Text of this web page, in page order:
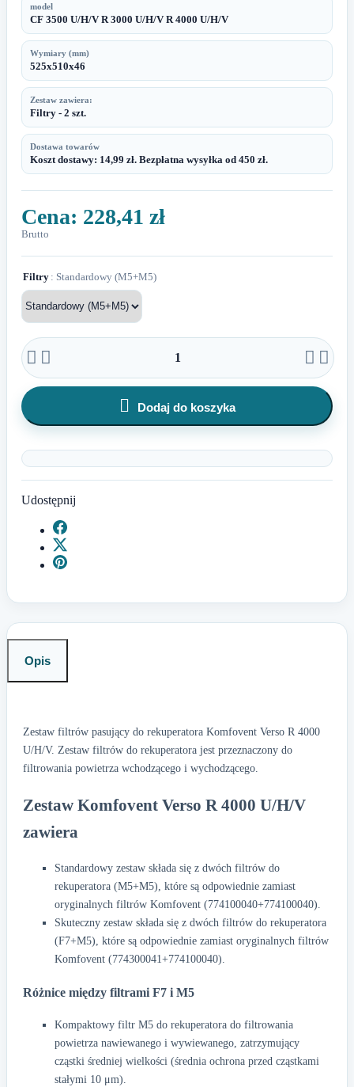
model
CF 3500 U/H/V R 3000 U/H/V R 4000 U/H/V
Wymiary (mm)
525x510x46
Zestaw zawiera:
Filtry - 2 szt.
Dostawa towarów
Koszt dostawy: 14,99 zł. Bezpłatna wysyłka od 450 zł.
Cena: 228,41 zł
Brutto
Filtry : Standardowy (M5+M5)
   
 Dodaj do koszyka
Udostępnij
Opis
Zestaw filtrów pasujący do rekuperatora Komfovent Verso R 4000
U/H/V. Zestaw filtrów do rekuperatora jest przeznaczony do
filtrowania powietrza wchodzącego i wychodzącego.
Zestaw Komfovent Verso R 4000 U/H/V
zawiera
Standardowy zestaw składa się z dwóch filtrów do
rekuperatora (M5+M5), które są odpowiednie zamiast
oryginalnych filtrów Komfovent (774100040+774100040).
Skuteczny zestaw składa się z dwóch filtrów do rekuperatora
(F7+M5), które są odpowiednie zamiast oryginalnych filtrów
Komfovent (774300041+774100040).
Różnice między filtrami F7 i M5
Kompaktowy filtr M5 do rekuperatora do filtrowania
powietrza nawiewanego i wywiewanego, zatrzymujący
cząstki średniej wielkości (średnia ochrona przed cząstkami
stałymi 10 μm).